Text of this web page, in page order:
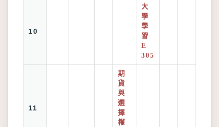
10
大
學
學
習
E
305
11
期
貨
與
選
擇
權